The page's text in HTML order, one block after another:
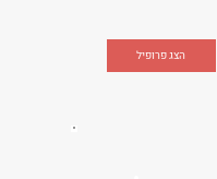
הצג פרופיל